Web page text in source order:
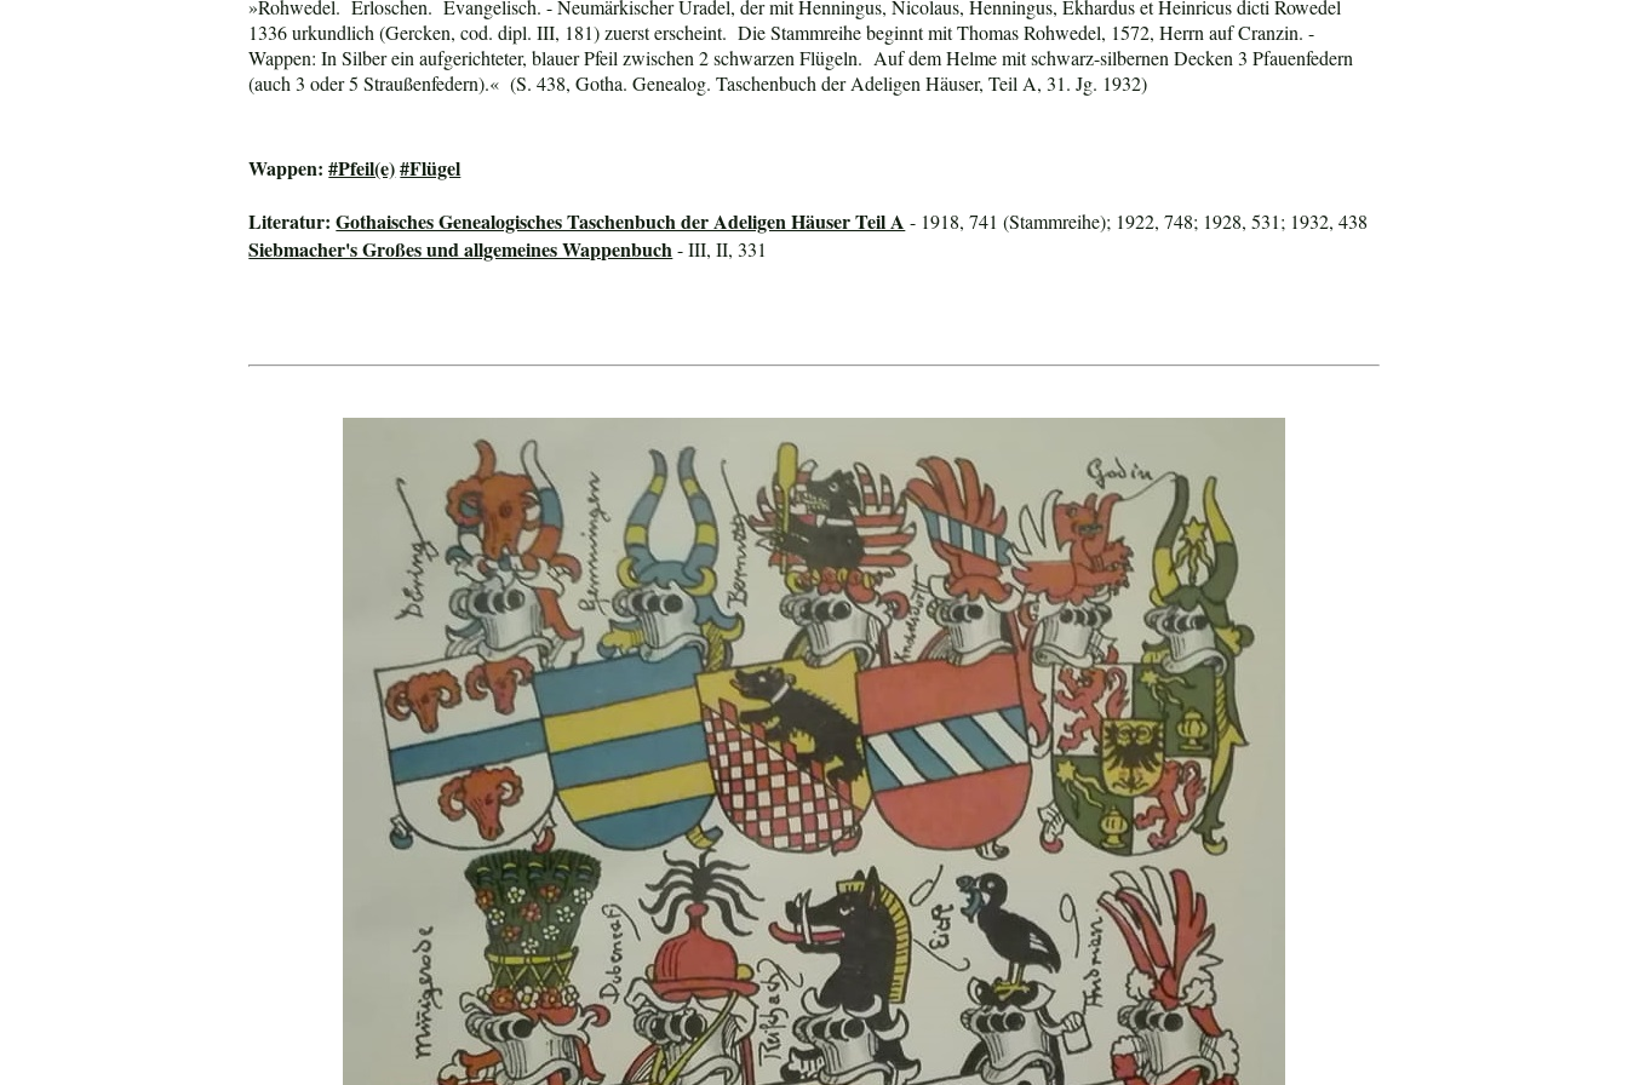
»Rohwedel. Erloschen. Evangelisch. - Neumärkischer Uradel, der mit Henningus, Nicolaus, Henningus, Ekhardus et Heinricus dicti Rowedel
1336 urkundlich (Gercken, cod. dipl. III, 181) zuerst erscheint. Die Stammreihe beginnt mit Thomas Rohwedel, 1572, Herrn auf Cranzin. -
Wappen: In Silber ein aufgerichteter, blauer Pfeil zwischen 2 schwarzen Flügeln. Auf dem Helme mit schwarz-silbernen Decken 3 Pfauenfedern
(auch 3 oder 5 Straußenfedern).« (S. 438, Gotha. Genealog. Taschenbuch der Adeligen Häuser, Teil A, 31. Jg. 1932)
Wappen:#Pfeil(e)#Flügel
Literatur:Gothaisches Genealogisches Taschenbuch der Adeligen Häuser Teil A - 1918, 741 (Stammreihe); 1922, 748; 1928, 531; 1932, 438
Siebmacher's Großes und allgemeines Wappenbuch- III, II, 331